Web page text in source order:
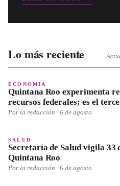
Lo más reciente
ECONOMIA
Quintana Roo experimenta
recursos federales; es el
Por la redacción · 6 de agosto
SALUD
Secretaría de Salud vigila 33
Quintana Roo
Por la redacción · 6 de agosto